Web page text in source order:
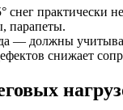
практически
парапеты.
— должны
снижает